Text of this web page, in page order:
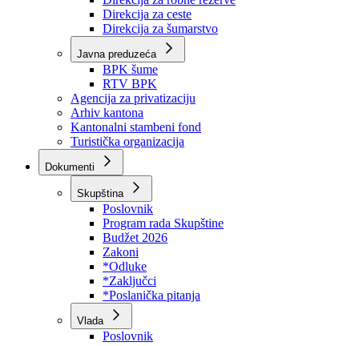
Direkcije
Direkcija za robne rezerve
Direkcija za ceste
Direkcija za šumarstvo
Javna preduzeća
BPK šume
RTV BPK
Agencija za privatizaciju
Arhiv kantona
Kantonalni stambeni fond
Turistička organizacija
Dokumenti
Skupština
Poslovnik
Program rada Skupštine
Budžet 2026
Zakoni
*Odluke
*Zaključci
*Poslanička pitanja